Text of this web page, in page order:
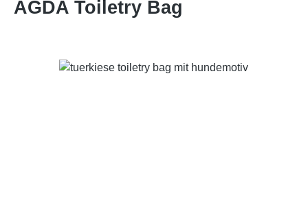
AGDA Toiletry Bag
Bildergalerie überspringen